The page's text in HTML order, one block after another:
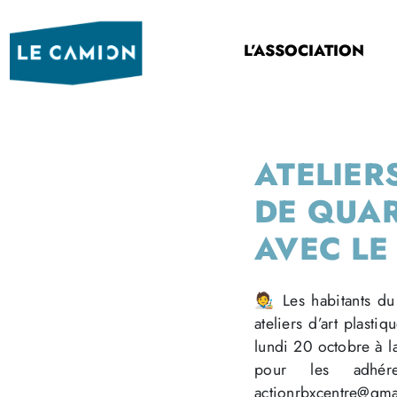
L’ASSOCIATION
DE
AVEC
🧑‍🎨 Les
ateliers d’art
lundi 20 octobre à
pour les